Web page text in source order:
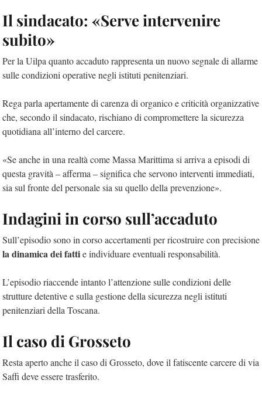
Il sindacato: «Serve intervenire
subito»
Per la Uilpa quanto accaduto rappresenta un nuovo segnale di allarme
sulle condizioni operative negli istituti penitenziari.
Rega parla apertamente di carenza di organico e criticità organizzative
che, secondo il sindacato, rischiano di compromettere la sicurezza
quotidiana all’interno del carcere.
«Se anche in una realtà come Massa Marittima si arriva a episodi di
questa gravità – afferma – significa che servono interventi immediati,
sia sul fronte del personale sia su quello della prevenzione».
Indagini in corso sull’accaduto
Sull’episodio sono in corso accertamenti per ricostruire con precisione
la dinamica dei fattie individuare eventuali responsabilità.
L’episodio riaccende intanto l’attenzione sulle condizioni delle
strutture detentive e sulla gestione della sicurezza negli istituti
penitenziari della Toscana.
Il caso di Grosseto
Resta aperto anche il caso di Grosseto, dove il fatiscente carcere di via
Saffi deve essere trasferito.